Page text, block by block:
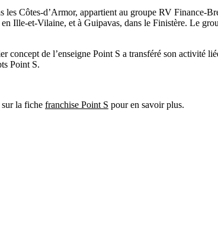
Côtes-d’Armor, appartient au groupe RV Finance-
Ille-et-Vilaine, et à Guipavas, dans le Finistère. Le
concept de l’enseigne Point S a transféré son activité
Point S.
sur la fiche franchise Point S pour en savoir plus.